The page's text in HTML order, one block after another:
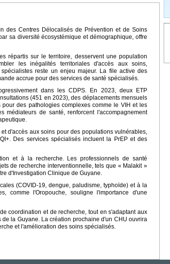
des Centres Délocalisés de Prévention et de Soins
sa diversité écosystémique et démographique, offre
répartis sur le territoire, desservent une population
les inégalités territoriales d'accès aux soins,
reste un enjeu majeur. La file active des
accrue pour des services de santé spécialisés.
dans les CDPS. En 2023, deux ETP
(451 en 2023), des déplacements mensuels
des pathologies complexes comme le VIH et les
médiateurs de santé, renforcent l'accompagnement
d'accès aux soins pour des populations vulnérables,
Des services spécialisés incluent la PrEP et des
et à la recherche. Les professionnels de santé
de recherche interventionnelle, tels que « Malakit »
d'Investigation Clinique de Guyane.
(COVID-19, dengue, paludisme, typhoïde) et à la
comme l'Oropouche, souligne l'importance d'une
coordination et de recherche, tout en s'adaptant aux
la Guyane. La création prochaine d'un CHU ouvrira
et l'amélioration des soins spécialisés.